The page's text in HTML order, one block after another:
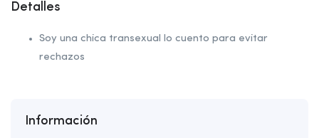
Detalles
Soy una chica transexual lo cuento para evitar
rechazos
Información